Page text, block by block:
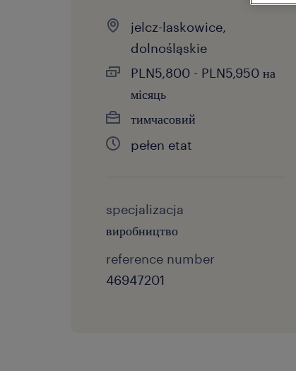
jelcz-laskowice,
dolnośląskie
PLN5,800 - PLN5,950 на
місяць
тимчасовий
pełen etat
specjalizacja
виробництво
reference number
46947201